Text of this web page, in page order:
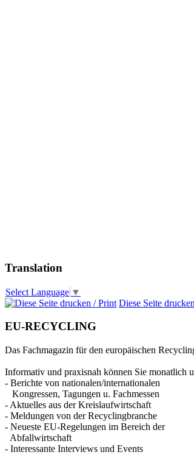
Translation
Select Language ▼
Diese Seite
EU-RECYCLING
Das Fachmagazin für den europäischen
Informativ und praxisnah können Sie monatlich
- Berichte von nationalen/internationalen
Kongressen, Tagungen u. Fachmessen
- Aktuelles aus der Kreislaufwirtschaft
- Meldungen von der Recyclingbranche
- Neueste EU-Regelungen im Bereich der
Abfallwirtschaft
- Interessante Interviews und Events